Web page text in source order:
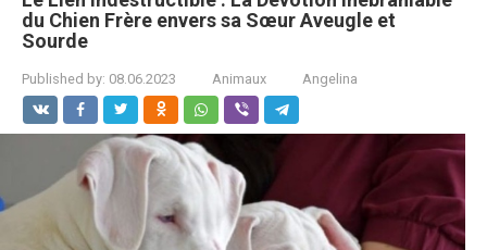
du Chien Frère envers sa Sœur Aveugle et
Sourde
Published by: 08.06.2023 Animaux Angelina